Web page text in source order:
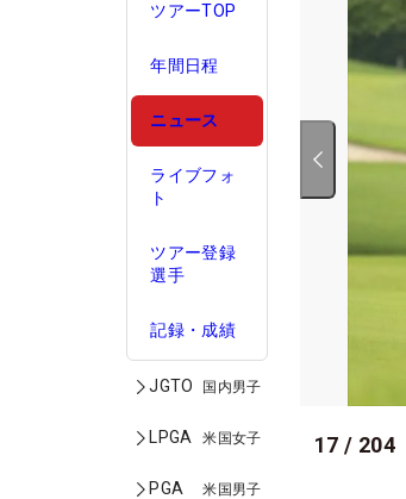
ツアーTOP
年間日程
ニュース
ライブフォ
ト
ツアー登録
選手
記録・成績
JGTO 国内男子
LPGA 米国女子
PGA 米国男子
17 / 204